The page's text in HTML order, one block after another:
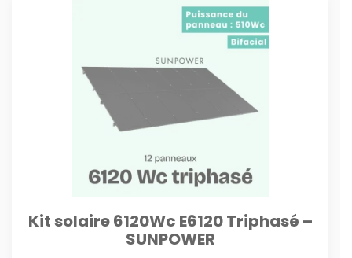
Kit solaire 6120Wc E6120 Triphasé –
SUNPOWER